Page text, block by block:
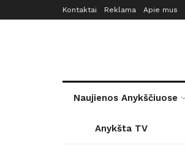
Kontaktai Reklama Apie mus
Naujienos Anykščiuose
Anykšta TV